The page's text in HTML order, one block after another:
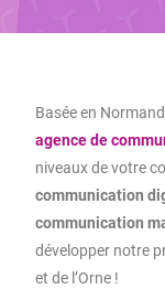
Basée en
agence de
niveaux de votre
communication
communication
développer notre
et de l’Orne !